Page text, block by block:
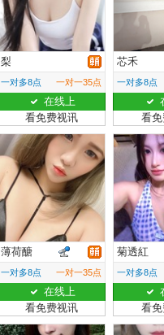
梨
一对多8点 一对一35点
在线上
看免费视讯
芯禾
一对多8点
看
薄荷醣
一对多8点 一对一35点
在线上
看免费视讯
菊透紅
一对多8点
看